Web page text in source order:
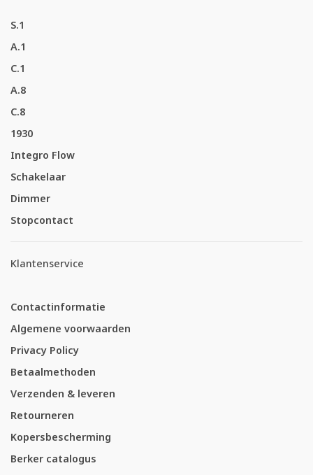
S.1
A.1
C.1
A.8
C.8
1930
Integro Flow
Schakelaar
Dimmer
Stopcontact
Klantenservice
Contactinformatie
Algemene voorwaarden
Privacy Policy
Betaalmethoden
Verzenden & leveren
Retourneren
Kopersbescherming
Berker catalogus